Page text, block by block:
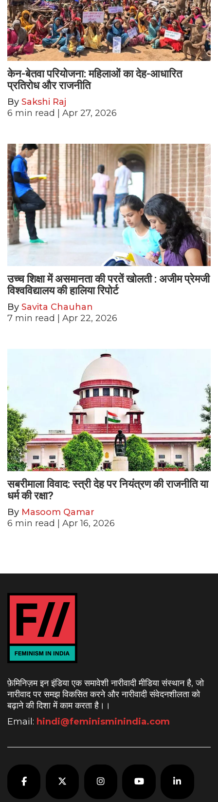
केन-बेतवा परियोजना: महिलाओं का देह-आधारित
प्रतिरोध और राजनीति
By Sakshi Raj
6 min read | Apr 27, 2026
उच्च शिक्षा में असमानता की परतें खोलती : अजीम प्रेमजी
विश्वविद्यालय की हालिया रिपोर्ट
By Savita Chauhan
7 min read | Apr 22, 2026
सबरीमाला विवाद: स्त्री देह पर नियंत्रण की राजनीति या
धर्म की रक्षा?
By Masoom Qamar
6 min read | Apr 16, 2026
फ़ेमिनिज़म इन इंडिया एक समावेशी नारीवादी मीडिया संस्थान है, जो
नारीवाद पर समझ विकसित करने और नारीवादी संवेदनशीलता को
बढ़ाने की दिशा में काम करता है। ।
Email: hindi@feminisminindia.com